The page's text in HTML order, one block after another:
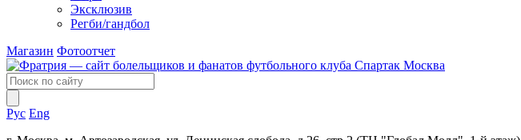
Эксклюзив
Регби/гандбол
Магазин Фотоотчет
Рус Eng